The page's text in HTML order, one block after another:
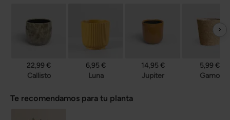
22,99 €
Callisto
6,95 €
Luna
14,95 €
Jupiter
5,99 €
Gamo
Te recomendamos para tu planta